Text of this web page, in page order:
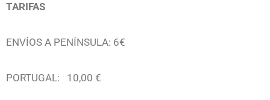
TARIFAS
ENVÍOS A PENÍNSULA: 6€
PORTUGAL: 10,00 €